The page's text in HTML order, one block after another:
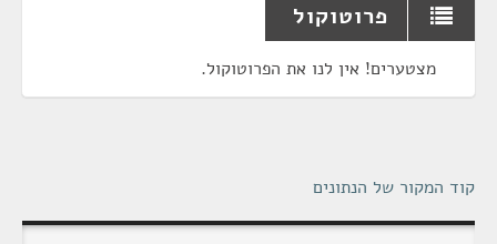
פרוטוקול
מצטערים! אין לנו את הפרוטוקול.
קוד המקור של הנתונים